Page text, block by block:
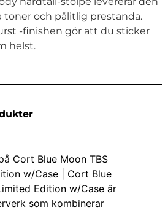
toner och pålitlig prestanda.
-finishen gör att du sticker
helst.